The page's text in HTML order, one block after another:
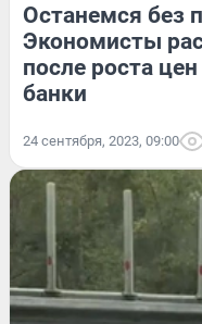
Останемся без
Экономисты
после роста
банки
24 сентября, 2023, 09:00